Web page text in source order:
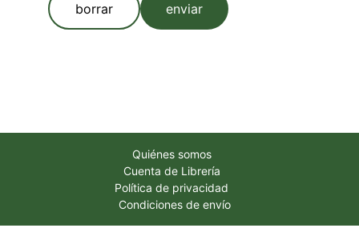
borrar enviar
Quiénes somos
Cuenta de Librería
Política de privacidad
Condiciones de envío